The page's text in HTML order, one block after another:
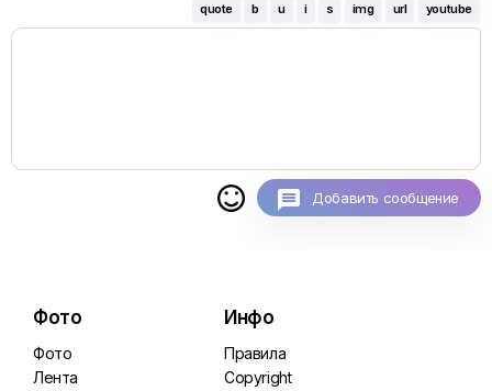
quote b u i s img url youtube
 Добавить сообщение
Фото
Фото
Лента
Инфо
Правила
Copyright